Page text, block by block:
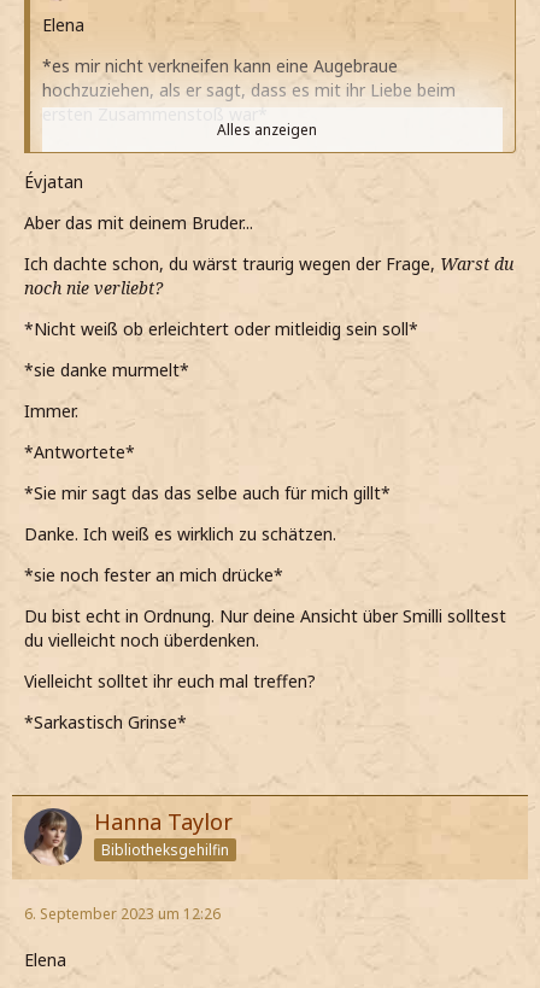
Elena
*es mir nicht verkneifen kann eine Augebraue
hochzuziehen, als er sagt, dass es mit ihr Liebe beim
ersten Zusammenstoß war*
*als ihn drücke, er meine Umarmung erwidert und mich
ebenfalls drückt*
*er nur wieder ein norvegisches Wort redet, als ihm
*er noch sagt, dass wenn irgendwas brauche ihm
*murmle*
Dasselbe gilt auch für dich
Alles anzeigen
Évjatan
Aber das mit deinem Bruder...
Ich dachte schon, du wärst traurig wegen der Frage, Warst du
noch nie verliebt?
*Nicht weiß ob erleichtert oder mitleidig sein soll*
*sie danke murmelt*
Immer.
*Antwortete*
*Sie mir sagt das das selbe auch für mich gillt*
Danke. Ich weiß es wirklich zu schätzen.
*sie noch fester an mich drücke*
Du bist echt in Ordnung. Nur deine Ansicht über Smilli solltest
du vielleicht noch überdenken.
Vielleicht solltet ihr euch mal treffen?
*Sarkastisch Grinse*
Hanna Taylor
Bibliotheksgehilfin
6. September 2023 um 12:26
Elena